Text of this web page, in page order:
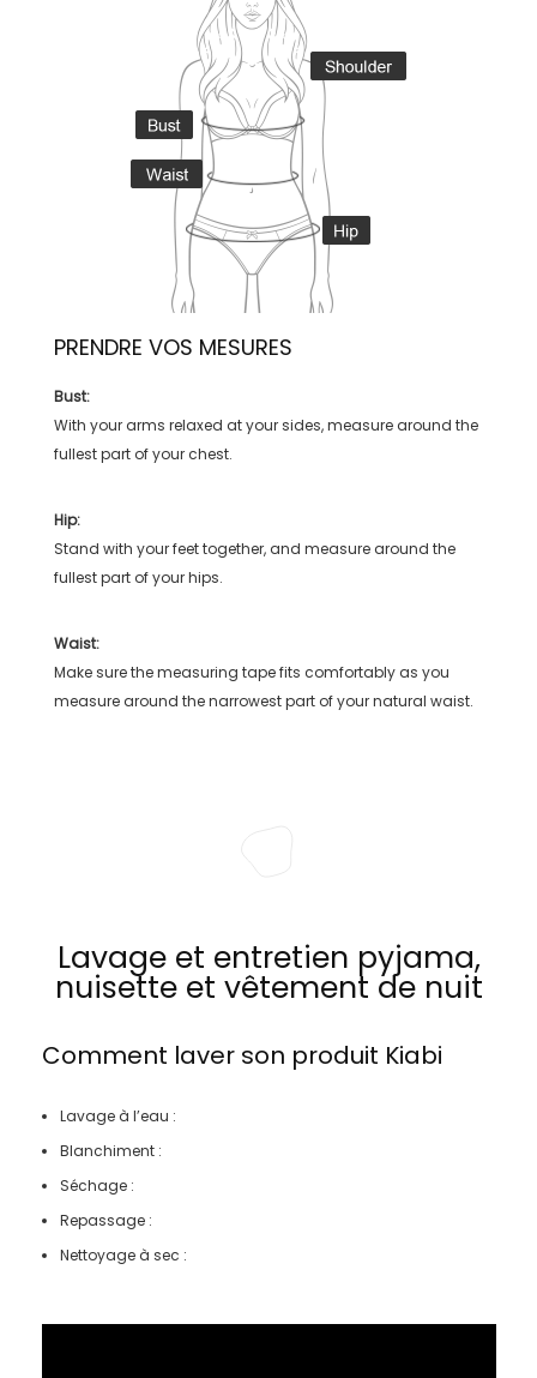
PRENDRE VOS MESURES
Bust:
With your arms relaxed at your sides, measure around the
fullest part of your chest.
Hip:
Stand with your feet together, and measure around the
fullest part of your hips.
Waist:
Make sure the measuring tape fits comfortably as you
measure around the narrowest part of your natural waist.
Lavage et entretien pyjama,
nuisette et vêtement de nuit
Comment laver son produit Kiabi
Lavage à l’eau :
Blanchiment :
Séchage :
Repassage :
Nettoyage à sec :